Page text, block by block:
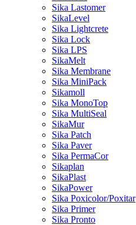
Sika Lastomer
SikaLevel
Sika Lightcrete
Sika Lock
Sika LPS
SikaMelt
Sika Membrane
Sika MiniPack
Sikamoll
Sika MonoTop
Sika MultiSeal
SikaMur
Sika Patch
Sika Paver
Sika PermaCor
Sikaplan
SikaPlast
SikaPower
Sika Poxicolor/Poxitar
Sika Primer
Sika Pronto